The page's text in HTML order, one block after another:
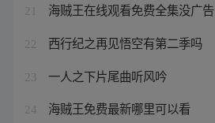
21 海贼王在线观看免费全集没广告
22 西行纪之再见悟空有第二季吗
23 一人之下片尾曲听风吟
24 海贼王免费最新哪里可以看